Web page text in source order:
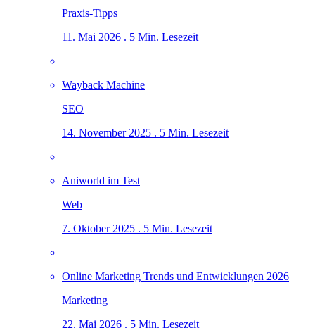
Praxis-Tipps
11. Mai 2026 . 5 Min. Lesezeit
Wayback Machine
SEO
14. November 2025 . 5 Min. Lesezeit
Aniworld im Test
Web
7. Oktober 2025 . 5 Min. Lesezeit
Online Marketing Trends und Entwicklungen 2026
Marketing
22. Mai 2026 . 5 Min. Lesezeit